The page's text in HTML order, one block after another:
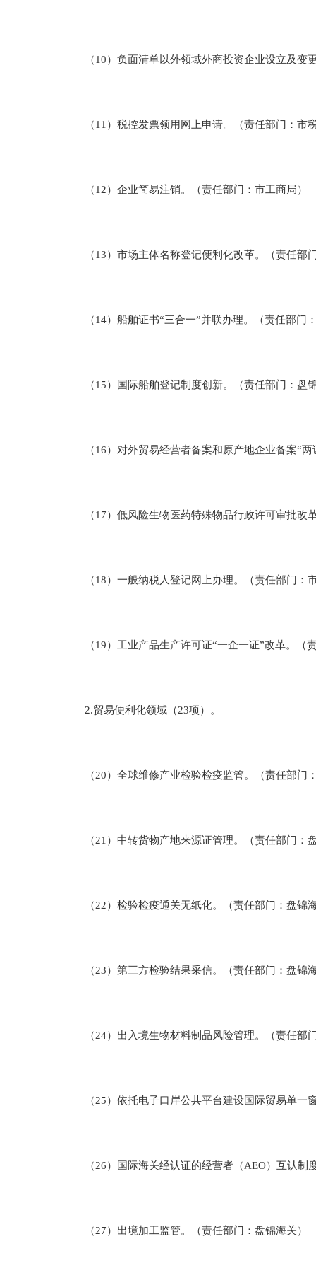
（10）负面清单以外领域外商投资企业设立及变
（11）税控发票领用网上申请。（责任部门：市
（12）企业简易注销。（责任部门：市工商局）
（13）市场主体名称登记便利化改革。（责任部
（14）船舶证书“三合一”并联办理。（责任部门
（15）国际船舶登记制度创新。（责任部门：盘
（16）对外贸易经营者备案和原产地企业备案“两
（17）低风险生物医药特殊物品行政许可审批改
（18）一般纳税人登记网上办理。（责任部门：
（19）工业产品生产许可证“一企一证”改革。（
2.贸易便利化领域（23项）。
（20）全球维修产业检验检疫监管。（责任部门
（21）中转货物产地来源证管理。（责任部门：
（22）检验检疫通关无纸化。（责任部门：盘锦
（23）第三方检验结果采信。（责任部门：盘锦
（24）出入境生物材料制品风险管理。（责任部
（25）依托电子口岸公共平台建设国际贸易单一
（26）国际海关经认证的经营者（AEO）互认制
（27）出境加工监管。（责任部门：盘锦海关）